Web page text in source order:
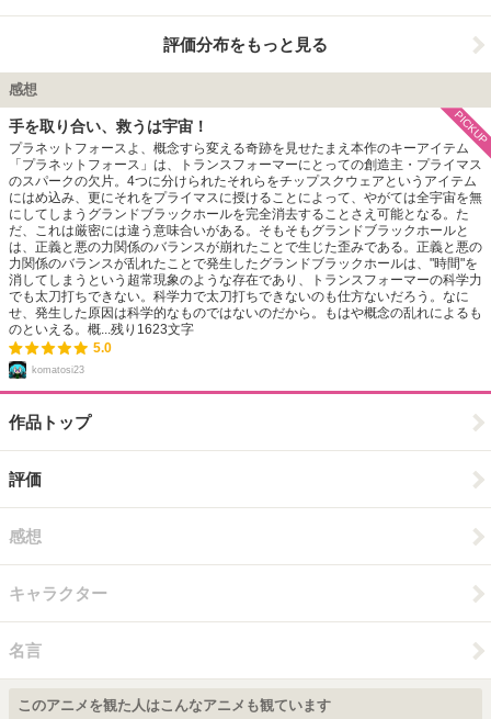
評価分布をもっと見る
感想
手を取り合い、救うは宇宙！
プラネットフォースよ、概念すら変える奇跡を見せたまえ本作のキーアイテム
「プラネットフォース」は、トランスフォーマーにとっての創造主・プライマス
のスパークの欠片。4つに分けられたそれらをチップスクウェアというアイテム
にはめ込み、更にそれをプライマスに授けることによって、やがては全宇宙を無
にしてしまうグランドブラックホールを完全消去することさえ可能となる。た
だ、これは厳密には違う意味合いがある。そもそもグランドブラックホールと
は、正義と悪の力関係のバランスが崩れたことで生じた歪みである。正義と悪の
力関係のバランスが乱れたことで発生したグランドブラックホールは、"時間"を
消してしまうという超常現象のような存在であり、トランスフォーマーの科学力
でも太刀打ちできない。科学力で太刀打ちできないのも仕方ないだろう。なに
せ、発生した原因は科学的なものではないのだから。もはや概念の乱れによるも
のといえる。概...残り 1623文字
5.0
komatosi23
PICKUP
作品トップ
評価
感想
キャラクター
名言
このアニメを観た人はこんなアニメも観ています